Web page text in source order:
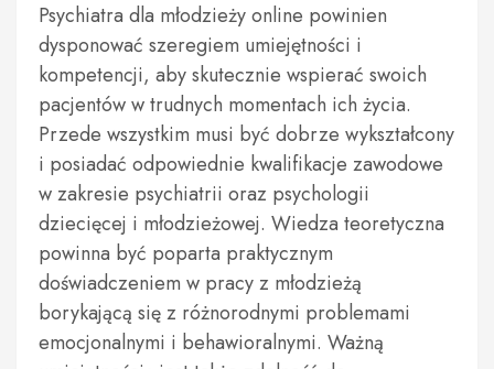
Psychiatra dla młodzieży online powinien
dysponować szeregiem umiejętności i
kompetencji, aby skutecznie wspierać swoich
pacjentów w trudnych momentach ich życia.
Przede wszystkim musi być dobrze wykształcony
i posiadać odpowiednie kwalifikacje zawodowe
w zakresie psychiatrii oraz psychologii
dziecięcej i młodzieżowej. Wiedza teoretyczna
powinna być poparta praktycznym
doświadczeniem w pracy z młodzieżą
borykającą się z różnorodnymi problemami
emocjonalnymi i behawioralnymi. Ważną